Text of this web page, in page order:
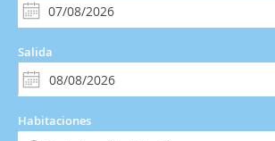
Salida
Habitaciones